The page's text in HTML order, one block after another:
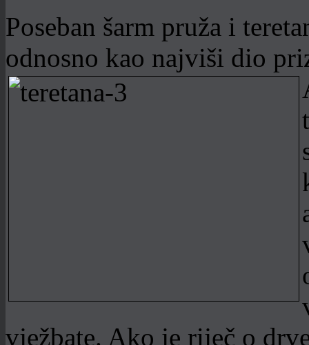
Poseban šarm pruža i
odnosno kao najviši dio
vježbate. Ako je riječ o